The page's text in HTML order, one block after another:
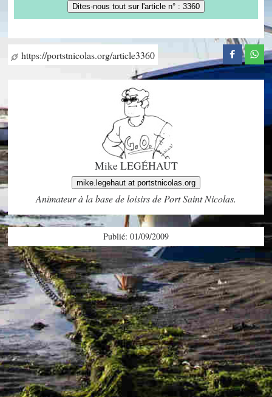
Dites-nous tout sur l'article n° : 3360
https://portstnicolas.org/article3360
Mike LEGÉHAUT
mike.legehaut at portstnicolas.org
Animateur à la base de loisirs de Port Saint Nicolas.
Publié: 01/09/2009